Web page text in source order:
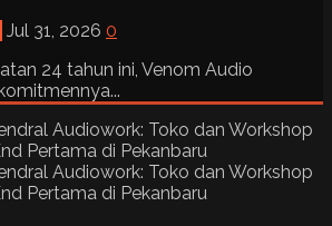
Jul 31, 2026 0
24 tahun ini, Venom Audio